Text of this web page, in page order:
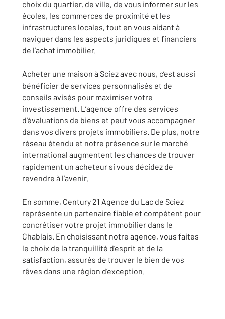
choix du quartier, de ville, de vous informer sur les
écoles, les commerces de proximité et les
infrastructures locales, tout en vous aidant à
naviguer dans les aspects juridiques et financiers
de l’achat immobilier.
Acheter une maison à Sciez avec nous, c’est aussi
bénéficier de services personnalisés et de
conseils avisés pour maximiser votre
investissement. L’agence offre des services
d’évaluations de biens et peut vous accompagner
dans vos divers projets immobiliers. De plus, notre
réseau étendu et notre présence sur le marché
international augmentent les chances de trouver
rapidement un acheteur si vous décidez de
revendre à l’avenir.
En somme, Century 21 Agence du Lac de Sciez
représente un partenaire fiable et compétent pour
concrétiser votre projet immobilier dans le
Chablais. En choisissant notre agence, vous faites
le choix de la tranquillité d’esprit et de la
satisfaction, assurés de trouver le bien de vos
rêves dans une région d’exception.